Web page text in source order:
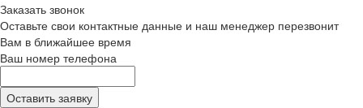
Заказать звонок
Оставьте свои контактные данные и наш менеджер перезвонит
Вам в ближайшее время
Ваш номер телефона